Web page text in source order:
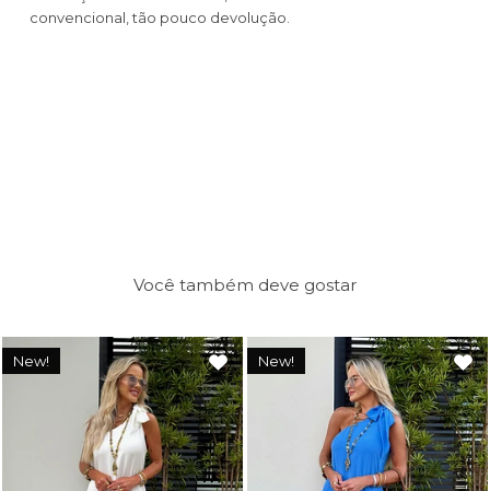
convencional, tão pouco devolução.
Você também deve gostar
New! New!